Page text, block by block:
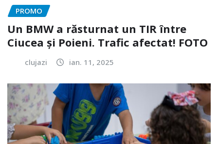
PROMO
Un BMW a răsturnat un TIR între
Ciucea și Poieni. Trafic afectat! FOTO
clujazi ian. 11, 2025